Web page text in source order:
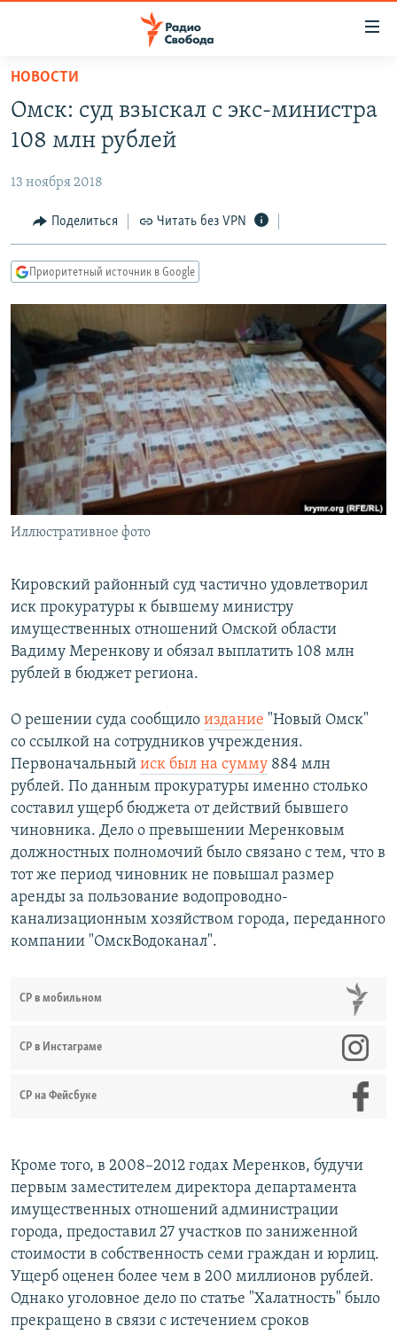
упрощенного
доступа
Вернуться
основному
Вернутся
главной
навигации
Вернутся
ПОДКАСТЫ
АВТОРСКИЕ ПРОЕКТЫ
ЦИТАТЫ СВОБОДЫ
МНЕНИЯ
IDEL.РЕАЛИИ
КАВКАЗ.РЕАЛИИ
СЕВЕР.РЕАЛИИ
СИБИРЬ.РЕАЛИИ
РАСПИСАНИЕ ВЕЩАНИЯ
ПОДПИШИТЕСЬ НА РАССЫЛКУ
СОЦИАЛЬНЫЕ СЕТИ
Все сайты РСЕ/РС
НОВОСТИ
Омск: суд взыскал с экс-министра
108 млн рублей
13 ноября 2018
Поделиться Читать без VPN
Приоритетный источник в Google
Иллюстративное фото
Кировский районный суд частично удовлетворил
иск прокуратуры к бывшему министру
имущественных отношений Омской области
Вадиму Меренкову и обязал выплатить 108 млн
рублей в бюджет региона.
О решении суда сообщило издание "Новый Омск"
со ссылкой на сотрудников учреждения.
Первоначальный иск был на сумму 884 млн
рублей. По данным прокуратуры именно столько
составил ущерб бюджета от действий бывшего
чиновника. Дело о превышении Меренковым
должностных полномочий было связано с тем, что в
тот же период чиновник не повышал размер
аренды за пользование водопроводно-
канализационным хозяйством города, переданного
компании "ОмскВодоканал".
СР в мобильном
СР в Инстаграме
СР на Фейсбуке
Кроме того, в 2008–2012 годах Меренков, будучи
первым заместителем директора департамента
имущественных отношений администрации
города, предоставил 27 участков по заниженной
стоимости в собственность семи граждан и юрлиц.
Ущерб оценен более чем в 200 миллионов рублей.
Однако уголовное дело по статье "Халатность" было
прекращено в связи с истечением сроков